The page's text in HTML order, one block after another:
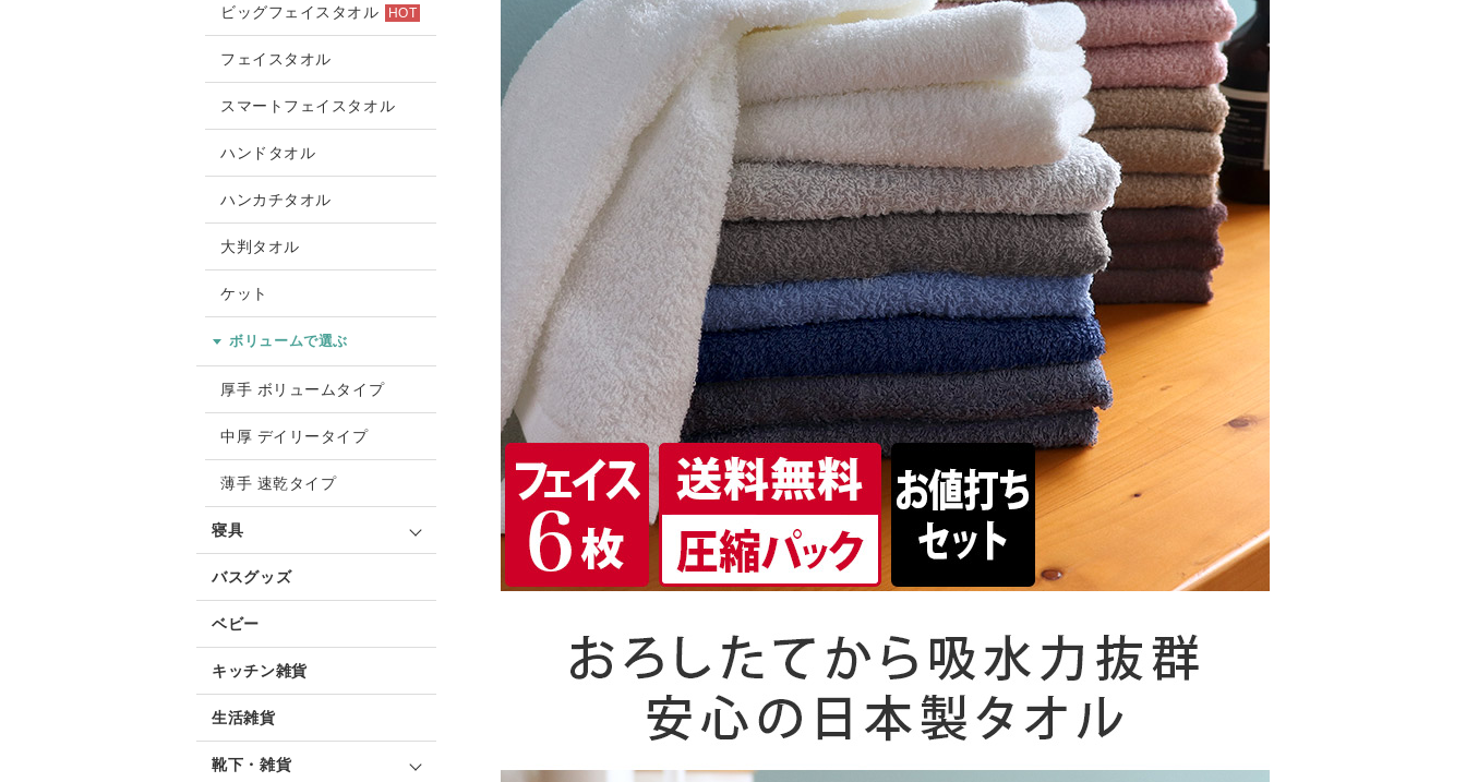
ビッグフェイスタオル HOT
フェイスタオル
スマートフェイスタオル
ハンドタオル
ハンカチタオル
大判タオル
ケット
ボリュームで選ぶ
厚手 ボリュームタイプ
中厚 デイリータイプ
薄手 速乾タイプ
寝具
バスグッズ
ベビー
キッチン雑貨
生活雑貨
靴下・雑貨